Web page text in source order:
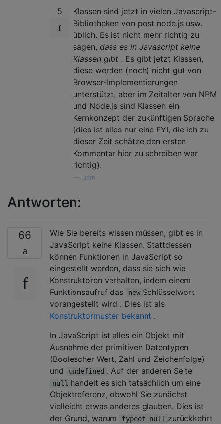
5
Klassen sind jetzt in vielen Javascript-
Bibliotheken von post node.js usw.
üblich. Es ist nicht mehr richtig zu
sagen, dass es in Javascript keine
Klassen gibt . Es gibt jetzt Klassen,
diese werden (noch) nicht gut von
Browser-Implementierungen
unterstützt, aber im Zeitalter von NPM
und Node.js sind Klassen ein
Kernkonzept der zukünftigen Sprache
(dies ist alles nur eine FYI, die ich zu
dieser Zeit schätze den ersten
Kommentar hier zu schreiben war
richtig).
Liam
Antworten:
66
Wie Sie bereits wissen müssen, gibt es in
JavaScript keine Klassen. Stattdessen
können Funktionen in JavaScript so
eingestellt werden, dass sie sich wie
Konstruktoren verhalten, indem einem
Funktionsaufruf das
new Schlüsselwort
vorangestellt wird . Dies ist als
Konstruktormuster bekannt .
In JavaScript ist alles ein Objekt mit
Ausnahme der primitiven Datentypen
(Boolescher Wert, Zahl und Zeichenfolge)
und
undefined . Auf der anderen Seite
null handelt es sich tatsächlich um eine
Objektreferenz, obwohl Sie zunächst
vielleicht etwas anderes glauben. Dies ist
der Grund, warum
typeof null zurückkehrt